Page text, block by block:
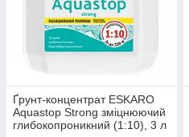
Ґрунт-концентрат ESKARO
Aquastop Strong зміцнюючий
глибокопроникний (1:10), 3 л